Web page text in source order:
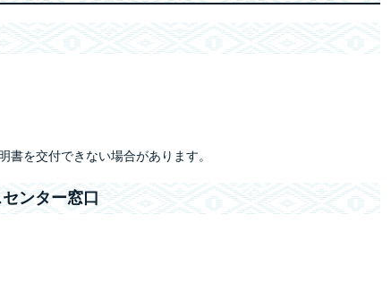
を交付できない場合があります。
ンター窓口